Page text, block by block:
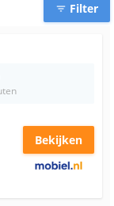
filter_list Filter
Bekijken